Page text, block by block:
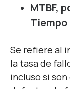
MTBF,
Se refiere al
la tasa de
incluso si